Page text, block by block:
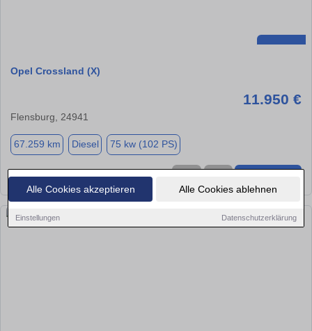
Alle Cookies akzeptieren Alle Cookies ablehnen
Einstellungen Datenschutzerklärung
Opel Crossland (X)
11.950 €
Flensburg, 24941
67.259 km Diesel 75 kw (102 PS)